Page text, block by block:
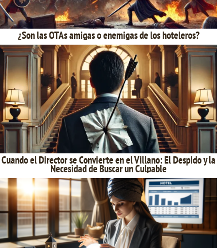
¿Son las OTAs amigas o enemigas de los hoteleros?
Cuando el Director se Convierte en el Villano: El Despido y la
Necesidad de Buscar un Culpable